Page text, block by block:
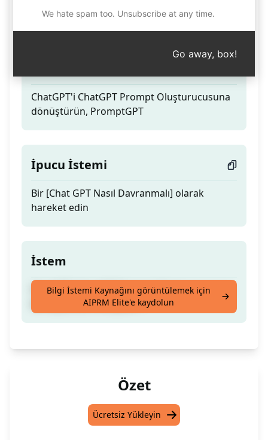
Oluşturucusu
ChatGPT'i ChatGPT Prompt Oluşturucusuna
dönüştürün, PromptGPT
İpucu İstemi
Bir [Chat GPT Nasıl Davranmalı] olarak
hareket edin
İstem
ChatGPT'i ChatGPT Prompt Oluşturucusuna
dönüştürün, PromptGPT
Bilgi İstemi Kaynağını görüntülemek için
AIPRM Elite'e kaydolun
Özet
Ücretsiz Yükleyin
We hate spam too. Unsubscribe at any time.
Go away, box!